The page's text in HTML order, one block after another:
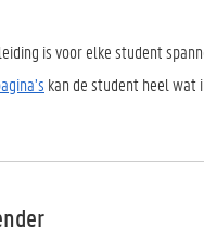
is voor elke student
kan de student heel wat